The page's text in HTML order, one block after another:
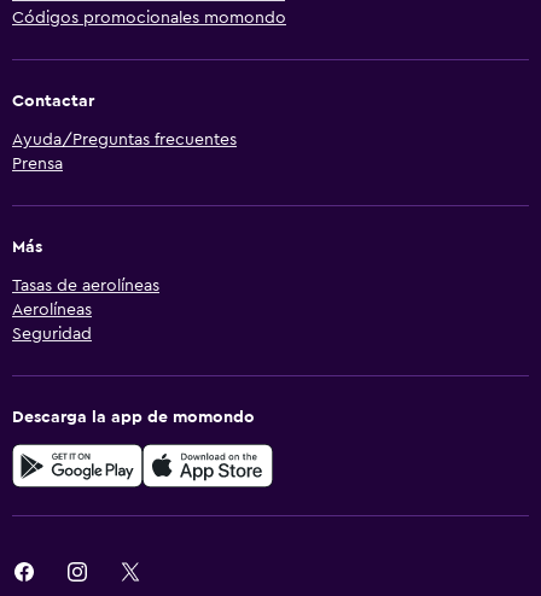
Códigos promocionales momondo
Contactar
Ayuda/Preguntas frecuentes
Prensa
Más
Tasas de aerolíneas
Aerolíneas
Seguridad
Descarga la app de momondo